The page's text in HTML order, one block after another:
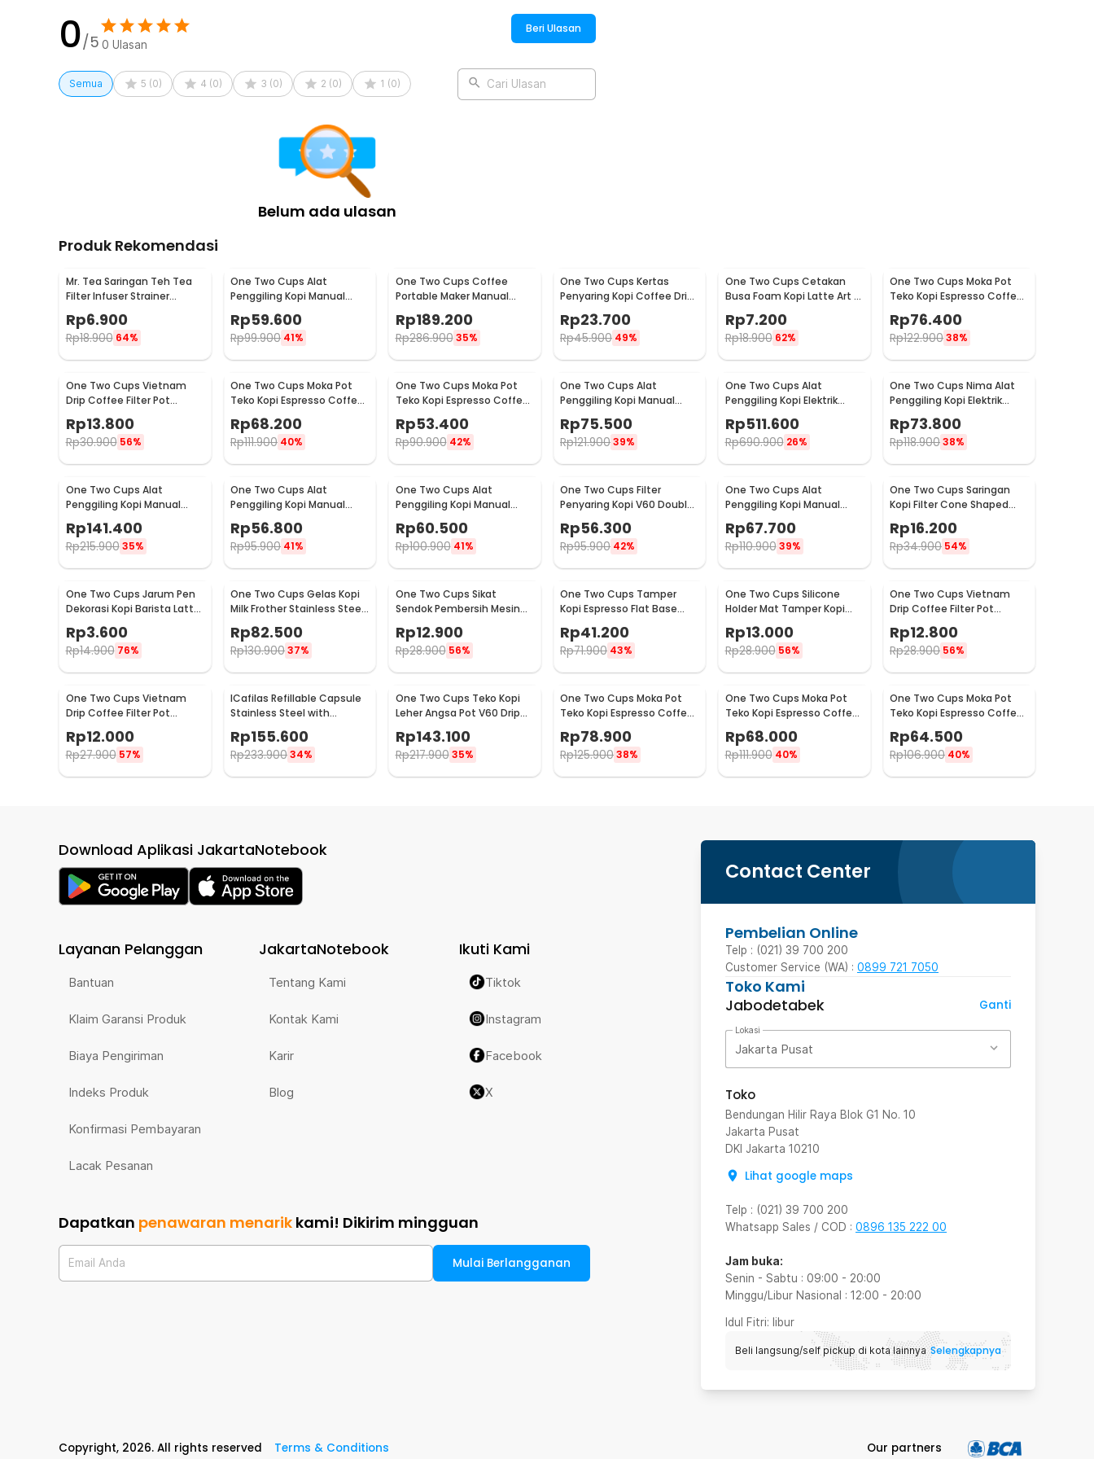
0/5 0 Ulasan
Beri Ulasan
Semua 5 (0) 4 (0) 3 (0) 2 (0) 1 (0) Cari Ulasan
Belum ada ulasan
Produk Rekomendasi
Mr. Tea Saringan Teh Tea
Filter Infuser Strainer
Chilling Man Silicon - MR03
Rp6.900
Rp18.900 64%
One Two Cups Alat
Penggiling Kopi Manual
Coffee Grinder Portable -
WFCG9800
Rp59.600
Rp99.900 41%
One Two Cups Coffee
Portable Maker Manual
Hand Press Espresso 300ml
- T35066
Rp189.200
Rp286.900 35%
One Two Cups Kertas
Penyaring Kopi Coffee Drip
Bag Paper Filter 50PCS -
T111
Rp23.700
Rp45.900 49%
One Two Cups Cetakan
Busa Foam Kopi Latte Art 16
Rp7.200
Rp18.900 62%
One Two Cups Moka Pot
Teko Kopi Espresso Coffee
Stovetop 6 Cup 300ml -
Z20
Rp76.400
Rp122.90038%
One Two Cups Vietnam
Drip Coffee Filter Pot
Saringan Kopi 180ml 8Q -
LC1
Rp13.800
Rp30.900 56%
One Two Cups Moka Pot
Teko Kopi Espresso Coffee
Stovetop 4 Cup 200ml -
Z20
Rp68.200
Rp111.900 40%
One Two Cups Moka Pot
Teko Kopi Espresso Coffee
Stovetop 2 Cup 100ml -
Z20
Rp53.400
Rp90.900 42%
One Two Cups Alat
Penggiling Kopi Manual
16290
Rp75.500
Rp121.90039%
One Two Cups Alat
Penggiling Kopi Elektrik
Coffee Grinder Adjustable
- 600N
Rp511.600
Rp690.900 26%
One Two Cups Nima Alat
Penggiling Kopi Elektrik
Bumbu Coffee Grinder -
NM-8300
Rp73.800
Rp118.90038%
One Two Cups Alat
Penggiling Kopi Manual
CW85532
Rp141.400
Rp215.900 35%
One Two Cups Alat
Penggiling Kopi Manual
Coffee Grinder 160ml -
CF012
Rp56.800
Rp95.900 41%
One Two Cups Alat
Penggiling Kopi Manual
Coffee Grinder Adjustable
- RHNHA0176
Rp60.500
Rp100.900 41%
One Two Cups Filter
Penyaring Kopi V60 Double
Layer Coffee Filter - FS-40S
Rp56.300
Rp95.900 42%
One Two Cups Alat
Penggiling Kopi Manual
Coffee Grinder Adjustable
- CF4146
Rp67.700
Rp110.900 39%
One Two Cups Saringan
Kopi Filter Cone Shaped
Coffee Dripper 1 PCS - K741
Rp16.200
Rp34.900 54%
One Two Cups Jarum Pen
Dekorasi Kopi Barista Latte
Art Needle 13cm - F3F27
Rp3.600
Rp14.900 76%
One Two Cups Gelas Kopi
Milk Frother Stainless Steel
400ml - WZ0011
Rp82.500
Rp130.90037%
One Two Cups Sikat
Sendok Pembersih Mesin
Rp12.900
Rp28.900 56%
One Two Cups Tamper
Kopi Espresso Flat Base
SS51
Rp41.200
Rp71.900 43%
One Two Cups Silicone
Holder Mat Tamper Kopi
Espresso Barista - 0310
Rp13.000
Rp28.900 56%
One Two Cups Vietnam
Drip Coffee Filter Pot
Saringan Kopi 124ml 7Q -
LC1
Rp12.800
Rp28.900 56%
One Two Cups Vietnam
Drip Coffee Filter Pot
LC1
Rp12.000
Rp27.900 57%
ICafilas Refillable Capsule
Stainless Steel with
Tamper for Nespresso -
F456
Rp155.600
Rp233.90034%
One Two Cups Teko Kopi
Leher Angsa Pot V60 Drip
Kettle 960ml - RF-15
Rp143.100
Rp217.900 35%
One Two Cups Moka Pot
Teko Kopi Espresso Coffee
Maker Stovetop 6 Cup
300ml - Z21
Rp78.900
Rp125.90038%
One Two Cups Moka Pot
Teko Kopi Espresso Coffee
Maker Stovetop 4 Cup
200ml - Z21
Rp68.000
Rp111.900 40%
One Two Cups Moka Pot
Teko Kopi Espresso Coffee
Maker Stovetop 2 Cup
100ml - Z21
Rp64.500
Rp106.900 40%
Contact Center
Pembelian Online
Telp : (021) 39 700 200
Customer Service (WA) : 0899 721 7050
Toko Kami
Jabodetabek
Ganti
Lokasi
Jakarta Pusat
Toko
Bendungan Hilir Raya Blok G1 No. 10
Jakarta Pusat
DKI Jakarta 10210
Lihat google maps
Telp : (021) 39 700 200
Whatsapp Sales / COD : 0896 135 222 00
Jam buka:
Senin - Sabtu : 09:00 - 20:00
Minggu/Libur Nasional : 12:00 - 20:00
Idul Fitri: libur
Beli langsung/self pickup di kota lainnya Selengkapnya
Download Aplikasi JakartaNotebook
Layanan Pelanggan
Bantuan
Klaim Garansi Produk
Biaya Pengiriman
Indeks Produk
Konfirmasi Pembayaran
Lacak Pesanan
JakartaNotebook
Tentang Kami
Kontak Kami
Karir
Blog
Ikuti Kami
Tiktok
Instagram
Facebook
X
Dapatkan penawaran menarik kami! Dikirim mingguan
Email Anda Mulai Berlangganan
Copyright, 2026. All rights reserved Terms & Conditions Our partners